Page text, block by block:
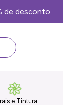
de desconto
e Tintura